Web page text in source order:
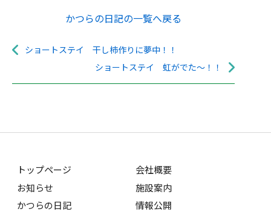
かつらの日記の一覧へ戻る
ショートステイ 干し柿作りに夢中！！
ショートステイ 虹がでた～！！
トップページ
お知らせ
かつらの日記
会社概要
施設案内
情報公開